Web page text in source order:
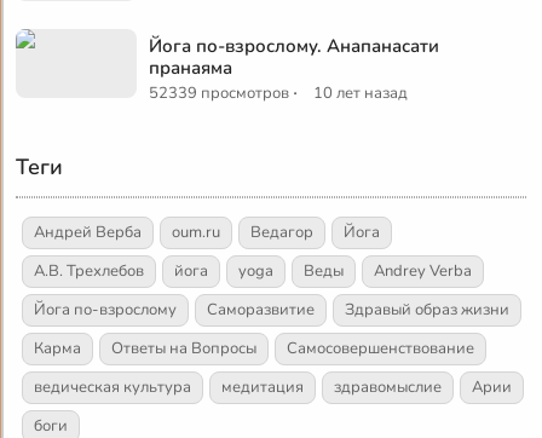
Йога по-взрослому. Анапанасати
пранаяма
52339 просмотров · 10 лет назад
Теги
Андрей Верба oum.ru Ведагор
Йога
А.В. Трехлебов
йога yoga Веды
Andrey Verba
Йога по-взрослому
Саморазвитие
Здравый образ жизни
Карма
Ответы на Вопросы
Самосовершенствование
ведическая культура
медитация здравомыслие
Арии
боги